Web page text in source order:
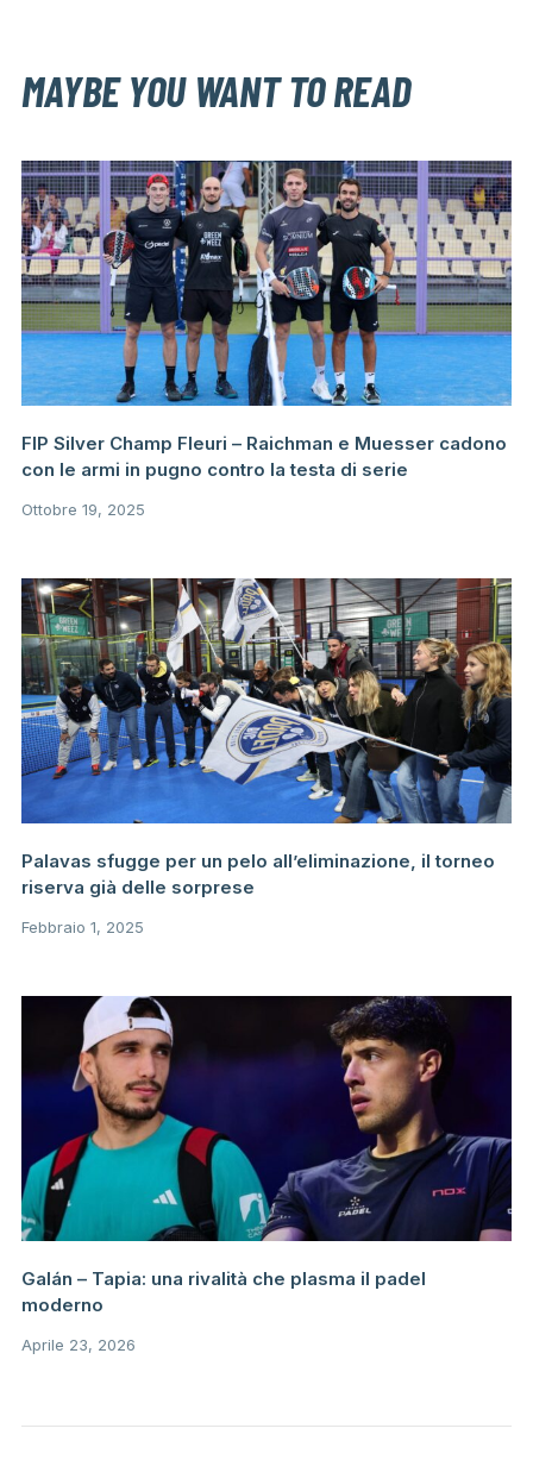
MAYBE YOU WANT TO READ
FIP Silver Champ Fleuri – Raichman e Muesser cadono
con le armi in pugno contro la testa di serie
Ottobre 19, 2025
Palavas sfugge per un pelo all’eliminazione, il torneo
riserva già delle sorprese
Febbraio 1, 2025
Galán – Tapia: una rivalità che plasma il padel
moderno
Aprile 23, 2026